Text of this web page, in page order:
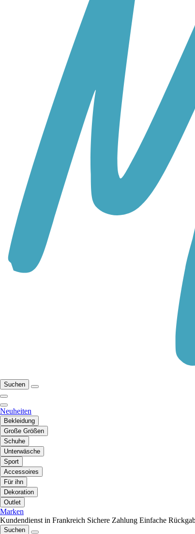
Suchen
Neuheiten
Bekleidung
Große Größen
Schuhe
Unterwäsche
Sport
Accessoires
Für ihn
Dekoration
Outlet
Marken
Kundendienst in Frankreich Sichere Zahlung Einfache
Suchen